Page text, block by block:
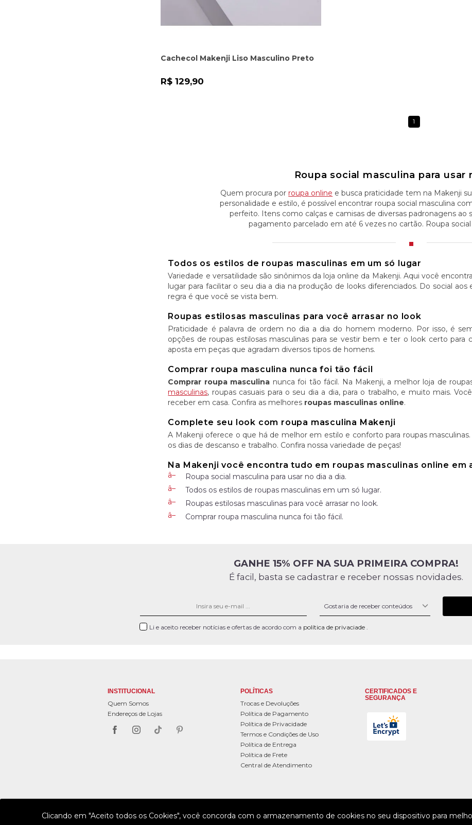
Cachecol Makenji Liso Masculino Preto
R$ 129,90
1
Roupa social masculina para usar
Quem procura por roupa online e busca praticidade tem na Makenji
personalidade e estilo, é possível encontrar roupa social masculina
perfeito. Itens como calças e camisas de diversas padronagens ao
pagamento parcelado em até 6 vezes no cartão. Roupa
Todos os estilos de roupas masculinas em um só lugar
Variedade e versatilidade são sinônimos da loja online da Makenji. Aqui você
lugar para facilitar o seu dia a dia na produção de looks diferenciados. Do social aos
regra é que você se vista bem.
Roupas estilosas masculinas para você arrasar no look
Praticidade é palavra de ordem no dia a dia do homem moderno. Por isso, é
opções de roupas estilosas masculinas para se vestir bem e ter o look certo para
aposta em peças que agradam diversos tipos de homens.
Comprar roupa masculina nunca foi tão fácil
Comprar roupa masculina nunca foi tão fácil. Na Makenji, a melhor loja de
masculinas, roupas casuais para o seu dia a dia, para o trabalho, e muito mais.
receber em casa. Confira as melhores roupas masculinas online.
Complete seu look com roupa masculina Makenji
A Makenji oferece o que há de melhor em estilo e conforto para roupas masculinas.
os dias de descanso e trabalho. Confira nossa variedade de peças!
Na Makenji você encontra tudo em roupas masculinas online em
Roupa social masculina para usar no dia a dia.
Todos os estilos de roupas masculinas em um só lugar.
Roupas estilosas masculinas para você arrasar no look.
Comprar roupa masculina nunca foi tão fácil.
GANHE 15% OFF NA SUA PRIMEIRA COMPRA!
É facil, basta se cadastrar e receber nossas novidades.
Li e aceito receber notícias e ofertas de acordo com a política de privaciade .
INSTITUCIONAL
Quem Somos
Endereços de Lojas
POLÍTICAS
Trocas e Devoluções
Política de Pagamento
Política de Privacidade
Termos e Condições de Uso
Política de Entrega
Política de Frete
Central de Atendimento
CERTIFICADOS E
SEGURANÇA
Clicando em "Aceito todos os Cookies", você concorda com o armazenamento de cookies no seu dispositivo para